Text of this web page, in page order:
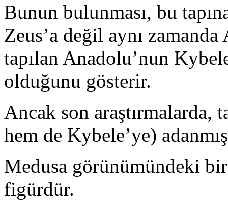
Bunun bulunması, bu
Zeus’a değil aynı
tapılan Anadolu’nun
olduğunu gösterir.
Ancak son araştırmalarda,
hem de Kybele’ye)
Medusa görünümündeki
figürdür.